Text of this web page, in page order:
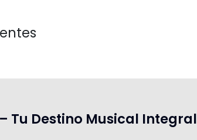
Tu Destino Musical Integral